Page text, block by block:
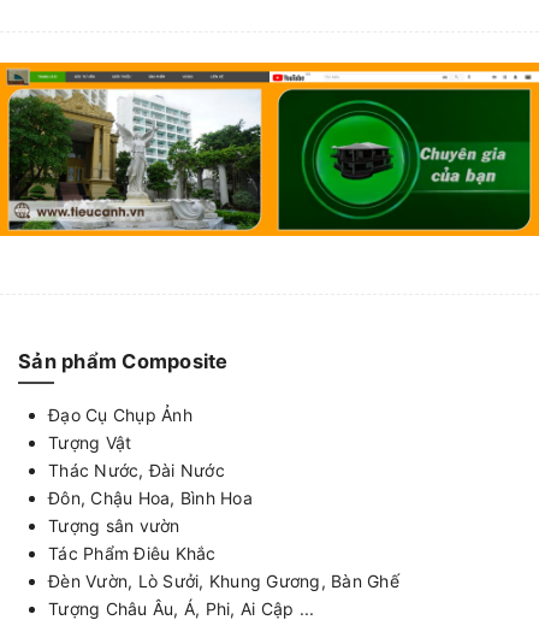
Sản phẩm Composite
Đạo Cụ Chụp Ảnh
Tượng Vật
Thác Nước, Đài Nước
Đôn, Chậu Hoa, Bình Hoa
Tượng sân vườn
Tác Phẩm Điêu Khắc
Đèn Vườn, Lò Sưởi, Khung Gương, Bàn Ghế
Tượng Châu Âu, Á, Phi, Ai Cập ...